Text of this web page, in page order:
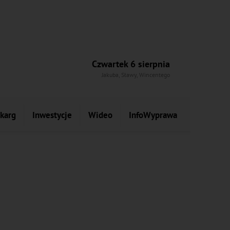
Czwartek 6 sierpnia
Jakuba, Sławy, Wincentego
Inwestycje Wideo InfoWyprawa